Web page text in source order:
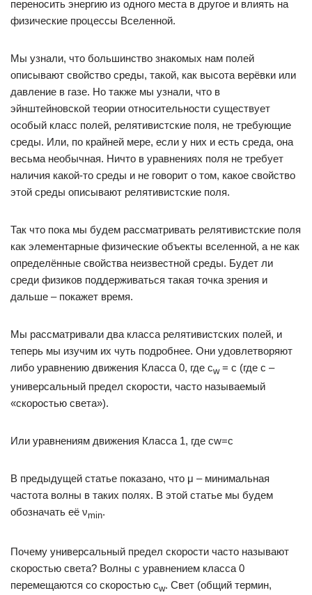
переносить энергию из одного места в другое и влиять на
физические процессы Вселенной.
Мы узнали, что большинство знакомых нам полей
описывают свойство среды, такой, как высота верёвки или
давление в газе. Но также мы узнали, что в
эйнштейновской теории относительности существует
особый класс полей, релятивистские поля, не требующие
среды. Или, по крайней мере, если у них и есть среда, она
весьма необычная. Ничто в уравнениях поля не требует
наличия какой-то среды и не говорит о том, какое свойство
этой среды описывают релятивистские поля.
Так что пока мы будем рассматривать релятивистские поля
как элементарные физические объекты вселенной, а не как
определённые свойства неизвестной среды. Будет ли
среди физиков поддерживаться такая точка зрения и
дальше – покажет время.
Мы рассматривали два класса релятивистских полей, и
теперь мы изучим их чуть подробнее. Они удовлетворяют
либо уравнению движения Класса 0, где cw= c (где c –
универсальный предел скорости, часто называемый
«скоростью света»).
Или уравнениям движения Класса 1, где cw=c
В предыдущей статье показано, что μ – минимальная
частота волны в таких полях. В этой статье мы будем
обозначать её νmin.
Почему универсальный предел скорости часто называют
скоростью света? Волны с уравнением класса 0
перемещаются со скоростью cw. Свет (общий термин,